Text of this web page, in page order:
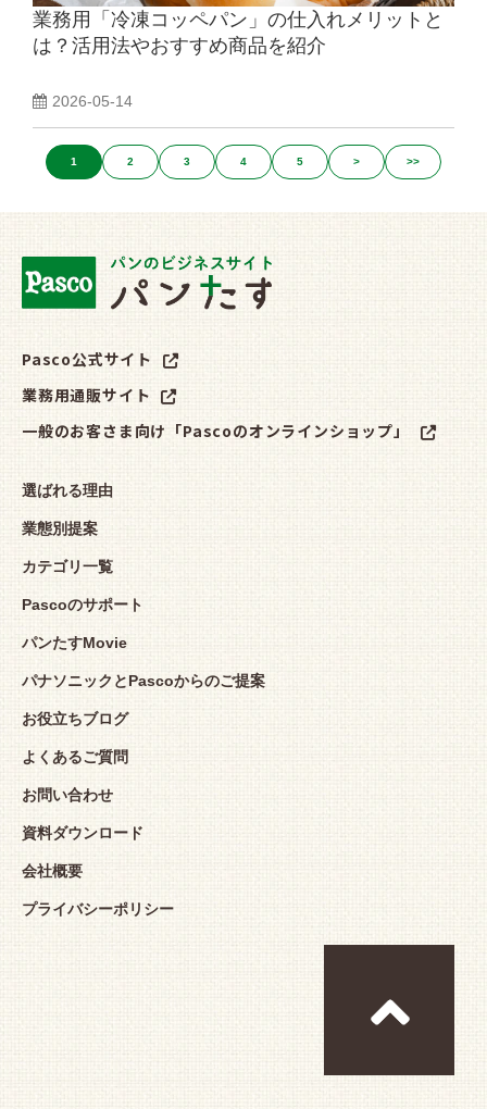
業務用「冷凍コッペパン」の仕入れメリットと
は？活用法やおすすめ商品を紹介
2026-05-14
1 2 3 4 5 > >>
Pasco公式サイト
業務用通販サイト
一般のお客さま向け「Pascoのオンラインショップ」
選ばれる理由
業態別提案
カテゴリ一覧
Pascoのサポート
パンたすMovie
パナソニックとPascoからのご提案
お役立ちブログ
よくあるご質問
お問い合わせ
資料ダウンロード
会社概要
プライバシーポリシー